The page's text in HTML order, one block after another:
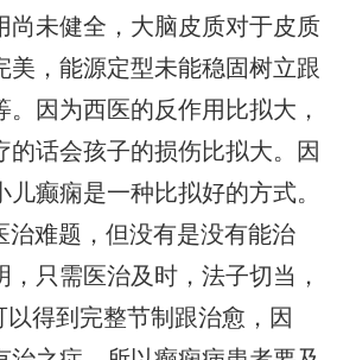
尚未健全，大脑皮质对于皮质
美，能源定型未能稳固树立跟
。因为西医的反作用比拟大，
的话会孩子的损伤比拟大。因
儿癫痫是一种比拟好的方式。
治难题，但没有是没有能治
只需医治及时，法子切当，
以得到完整节制跟治愈，因